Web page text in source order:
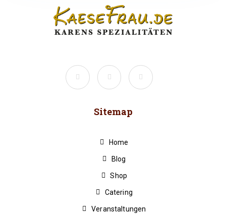
Sitemap
Home
Blog
Shop
Catering
Veranstaltungen